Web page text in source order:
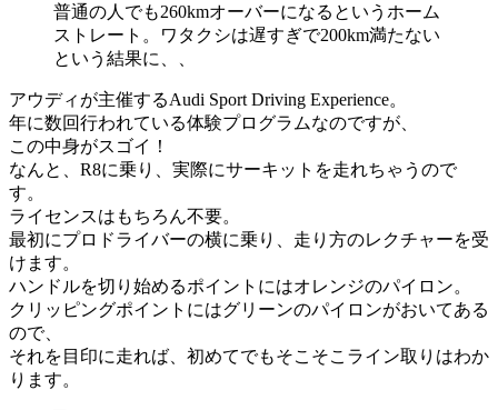
普通の人でも260kmオーバーになるというホーム
ストレート。ワタクシは遅すぎで200km満たない
という結果に、、
アウディが主催するAudi Sport Driving Experience。
年に数回行われている体験プログラムなのですが、
この中身がスゴイ！
なんと、R8に乗り、実際にサーキットを走れちゃうので
す。
ライセンスはもちろん不要。
最初にプロドライバーの横に乗り、走り方のレクチャーを受
けます。
ハンドルを切り始めるポイントにはオレンジのパイロン。
クリッピングポイントにはグリーンのパイロンがおいてある
ので、
それを目印に走れば、初めてでもそこそこライン取りはわか
ります。